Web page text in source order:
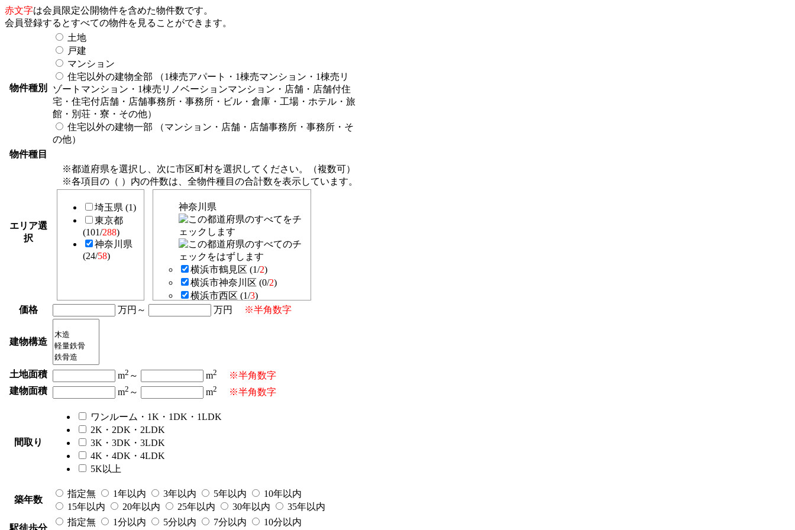
赤文字は会員限定公開物件を含めた物件数です。
会員登録するとすべての物件を見ることができます。
物件種別
土地
戸建
マンション
住宅以外の建物全部
（1棟売アパート・1棟売マンション・1棟売リ
ゾートマンション・1棟売リノベーションマンション・店舗・店舗付住
宅・住宅付店舗・店舗事務所・事務所・ビル・倉庫・工場・ホテル・旅
館・別荘・寮・その他）
住宅以外の建物一部
（マンション・店舗・店舗事務所・事務所・そ
の他）
物件種目
エリア選
択
※都道府県を選択し、次に市区町村を選択してください。（複数可）
※各項目の（ ）内の件数は、全物件種目の合計数を表示しています。
埼玉県 (1)
東京都
(101/288)
神奈川県
(24/58)
神奈川県
横浜市鶴見区 (1/2)
横浜市神奈川区 (0/2)
横浜市西区 (1/3)
横浜市南区 (1/4)
横浜市都筑区 (0/1)
川崎市川崎区 (6/9
川崎市幸区 (1/ 3)
川崎市中原区 (5/
価格 万円～ 万円 ※半角数字
建物構造
土地面積 m2 ～ m2
※半角数字
建物面積
m2 ～ m2 ※半角数字
間取り
ワンルーム・1K・1DK・1LDK
2K・2DK・2LDK
3K・3DK・3LDK
4K・4DK・4LDK
5K以上
築年数
指定無 1年以内 3年以内 5年以内
10年以内
15年以内
20年以内 25年以内 30年以内 35年以内
駅徒歩分
指定無 1分以内 5分以内 7分以内 10分以内